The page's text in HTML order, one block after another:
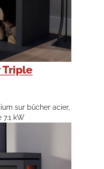
Triple
sur bûcher acier,
7.1 kW